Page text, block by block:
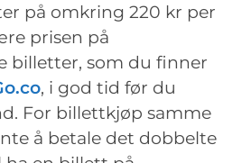
på omkring 220 kr per
prisen på
billetter, som du finner
, i god tid før du
For billettkjøp samme
å betale det dobbelte